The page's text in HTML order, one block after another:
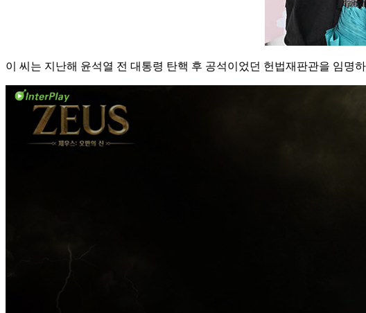
이 씨는 지난해 윤석열 전 대통령 탄핵 후 공석이었던 헌법재판관을 임명